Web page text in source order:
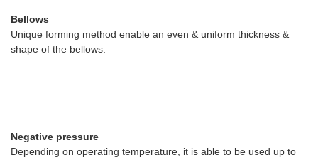
Bellows
Unique forming method enable an even & uniform thickness &
shape of the bellows.
Negative pressure
Depending on operating temperature, it is able to be used up to